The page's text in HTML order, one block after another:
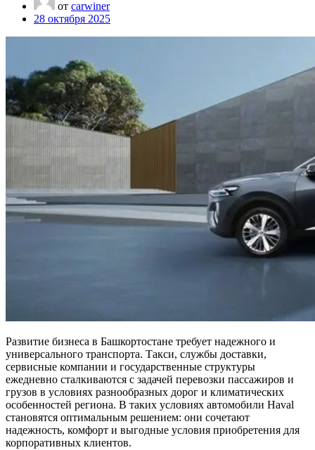
от carwiner
28 октября 2025
Развитие бизнеса в Башкортостане требует надежного и
универсального транспорта. Такси, службы доставки,
сервисные компании и государственные структуры
ежедневно сталкиваются с задачей перевозки пассажиров и
грузов в условиях разнообразных дорог и климатических
особенностей региона. В таких условиях автомобили Haval
становятся оптимальным решением: они сочетают
надежность, комфорт и выгодные условия приобретения для
корпоративных клиентов.